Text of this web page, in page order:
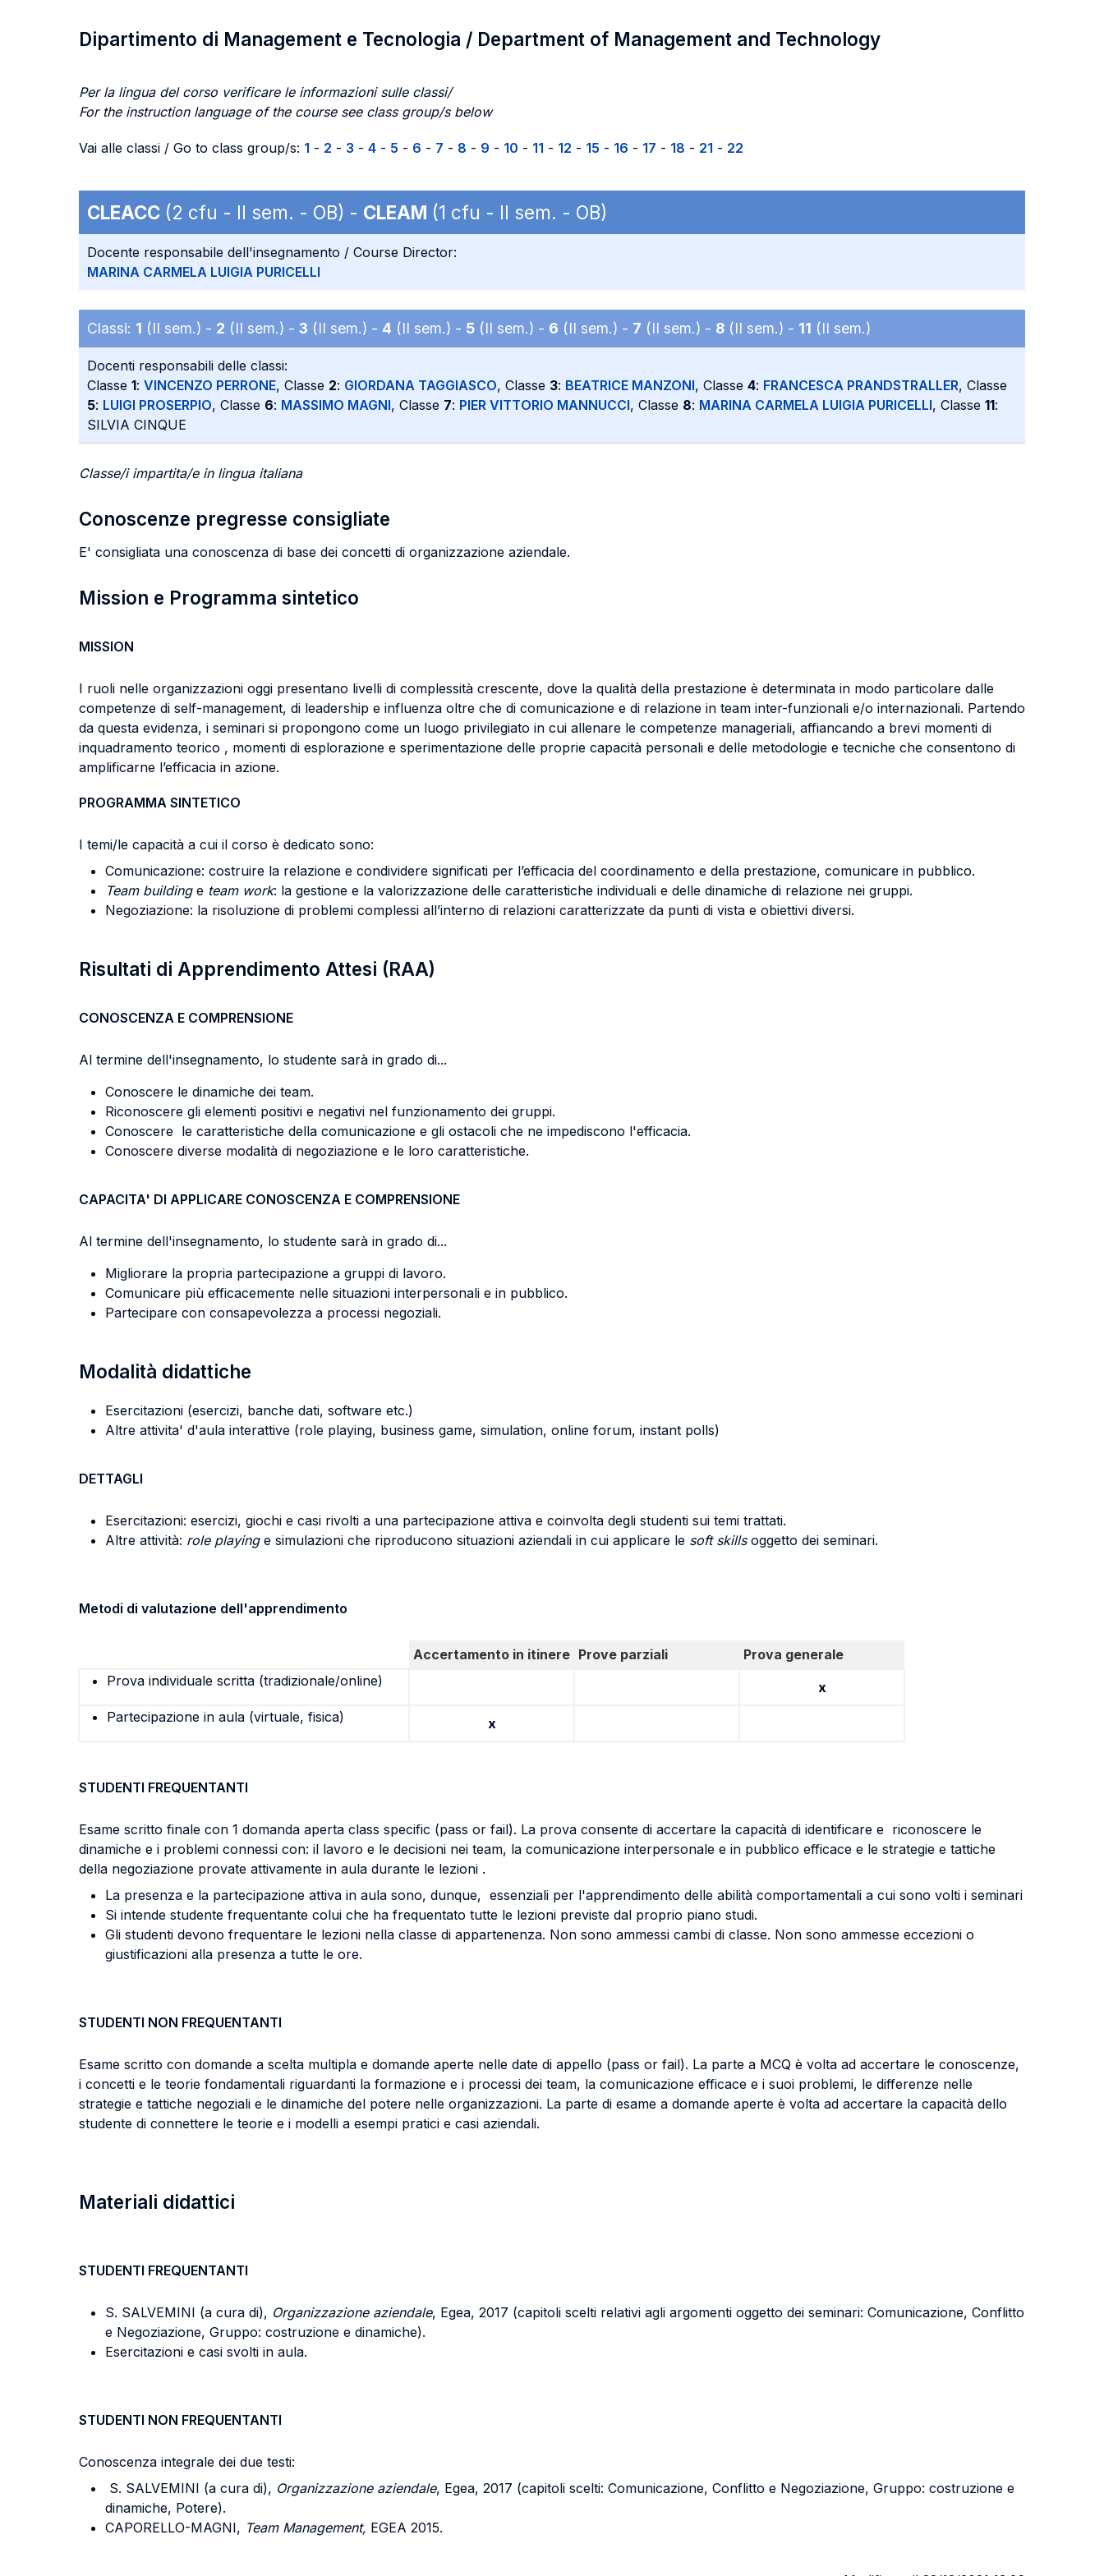
Dipartimento di Management e Tecnologia / Department of Management and Technology
Per la lingua del corso verificare le informazioni sulle classi/
For the instruction language of the course see class group/s below
Vai alle classi / Go to class group/s: 1 - 2 - 3 - 4 - 5 - 6 - 7 - 8 - 9 - 10 - 11 - 12 - 15 - 16 - 17 - 18 - 21 - 22
CLEACC (2 cfu - II sem. - OB) - CLEAM (1 cfu - II sem. - OB)
Docente responsabile dell'insegnamento / Course Director:
MARINA CARMELA LUIGIA PURICELLI
Classi: 1 (II sem.) - 2 (II sem.) - 3 (II sem.) - 4 (II sem.) - 5 (II sem.) - 6 (II sem.) - 7 (II sem.) - 8 (II sem.) - 11 (II sem.)
Docenti responsabili delle classi:
Classe 1: VINCENZO PERRONE, Classe 2: GIORDANA TAGGIASCO, Classe 3: BEATRICE MANZONI, Classe 4: FRANCESCA PRANDSTRALLER, Classe
5: LUIGI PROSERPIO, Classe 6: MASSIMO MAGNI, Classe 7: PIER VITTORIO MANNUCCI, Classe 8: MARINA CARMELA LUIGIA PURICELLI, Classe 11:
SILVIA CINQUE
Classe/i impartita/e in lingua italiana
Conoscenze pregresse consigliate
E' consigliata una conoscenza di base dei concetti di organizzazione aziendale.
Mission e Programma sintetico
MISSION
I ruoli nelle organizzazioni oggi presentano livelli di complessità crescente, dove la qualità della prestazione è determinata in modo particolare dalle
competenze di self-management, di leadership e influenza oltre che di comunicazione e di relazione in team inter-funzionali e/o internazionali. Partendo
da questa evidenza, i seminari si propongono come un luogo privilegiato in cui allenare le competenze manageriali, affiancando a brevi momenti di
inquadramento teorico , momenti di esplorazione e sperimentazione delle proprie capacità personali e delle metodologie e tecniche che consentono di
amplificarne l’efficacia in azione.
PROGRAMMA SINTETICO
I temi/le capacità a cui il corso è dedicato sono:
Comunicazione: costruire la relazione e condividere significati per l’efficacia del coordinamento e della prestazione, comunicare in pubblico.
Team building e team work: la gestione e la valorizzazione delle caratteristiche individuali e delle dinamiche di relazione nei gruppi.
Negoziazione: la risoluzione di problemi complessi all’interno di relazioni caratterizzate da punti di vista e obiettivi diversi.
Risultati di Apprendimento Attesi (RAA)
CONOSCENZA E COMPRENSIONE
Al termine dell'insegnamento, lo studente sarà in grado di...
Conoscere le dinamiche dei team.
Riconoscere gli elementi positivi e negativi nel funzionamento dei gruppi.
Conoscere le caratteristiche della comunicazione e gli ostacoli che ne impediscono l'efficacia.
Conoscere diverse modalità di negoziazione e le loro caratteristiche.
CAPACITA' DI APPLICARE CONOSCENZA E COMPRENSIONE
Al termine dell'insegnamento, lo studente sarà in grado di...
Migliorare la propria partecipazione a gruppi di lavoro.
Comunicare più efficacemente nelle situazioni interpersonali e in pubblico.
Partecipare con consapevolezza a processi negoziali.
Modalità didattiche
Esercitazioni (esercizi, banche dati, software etc.)
Altre attivita' d'aula interattive (role playing, business game, simulation, online forum, instant polls)
DETTAGLI
Esercitazioni: esercizi, giochi e casi rivolti a una partecipazione attiva e coinvolta degli studenti sui temi trattati.
Altre attività: role playinge simulazioni che riproducono situazioni aziendali in cui applicare le soft skillsoggetto dei seminari.
Metodi di valutazione dell'apprendimento
Accertamento in itinere Prove parziali
Prova generale
Prova individuale scritta (tradizionale/online)
x
Partecipazione in aula (virtuale, fisica)
x
STUDENTI FREQUENTANTI
Esame scritto finale con 1 domanda aperta class specific (pass or fail). La prova consente di accertare la capacità di identificare e riconoscere le
dinamiche e i problemi connessi con: il lavoro e le decisioni nei team, la comunicazione interpersonale e in pubblico efficace e le strategie e tattiche
della negoziazione provate attivamente in aula durante le lezioni .
La presenza e la partecipazione attiva in aula sono, dunque, essenziali per l'apprendimento delle abilità comportamentali a cui sono volti i seminari
Si intende studente frequentante colui che ha frequentato tutte le lezioni previste dal proprio piano studi.
Gli studenti devono frequentare le lezioni nella classe di appartenenza. Non sono ammessi cambi di classe. Non sono ammesse eccezioni o
giustificazioni alla presenza a tutte le ore.
STUDENTI NON FREQUENTANTI
Esame scritto con domande a scelta multipla e domande aperte nelle date di appello (pass or fail). La parte a MCQ è volta ad accertare le conoscenze,
i concetti e le teorie fondamentali riguardanti la formazione e i processi dei team, la comunicazione efficace e i suoi problemi, le differenze nelle
strategie e tattiche negoziali e le dinamiche del potere nelle organizzazioni. La parte di esame a domande aperte è volta ad accertare la capacità dello
studente di connettere le teorie e i modelli a esempi pratici e casi aziendali.
Materiali didattici
STUDENTI FREQUENTANTI
S. SALVEMINI (a cura di), Organizzazione aziendale, Egea, 2017 (capitoli scelti relativi agli argomenti oggetto dei seminari: Comunicazione, Conflitto
e Negoziazione, Gruppo: costruzione e dinamiche).
Esercitazioni e casi svolti in aula.
STUDENTI NON FREQUENTANTI
Conoscenza integrale dei due testi:
S. SALVEMINI (a cura di), Organizzazione aziendale, Egea, 2017 (capitoli scelti: Comunicazione, Conflitto e Negoziazione, Gruppo: costruzione e
dinamiche, Potere).
CAPORELLO-MAGNI, Team Management, EGEA 2015.